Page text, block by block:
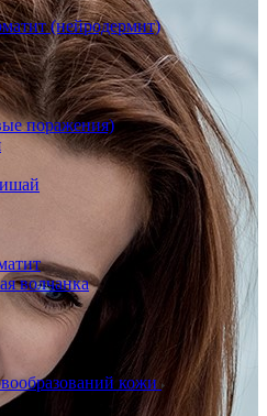
(нейродермит)
поражения)
волчанка
кожи